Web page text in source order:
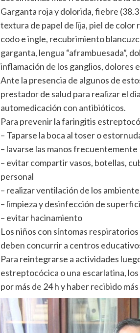
Garganta roja y dolorida, fiebre
textura de papel de lija, piel de color
codo e ingle, recubrimiento
garganta, lengua “aframbuesada”,
inflamación de los ganglios, dolores
Ante la presencia de algunos de
prestador de salud para realizar el
automedicación con antibióticos.
Para prevenir la faringitis
– Taparse la boca al toser o
– lavarse las manos frecuentemente
– evitar compartir vasos, botellas,
personal
– realizar ventilación de los
– limpieza y desinfección de
– evitar hacinamiento
Los niños con síntomas
deben concurrir a centros
Para reintegrarse a actividades
estreptocócica o una escarlatina,
por más de 24 h y haber recibido